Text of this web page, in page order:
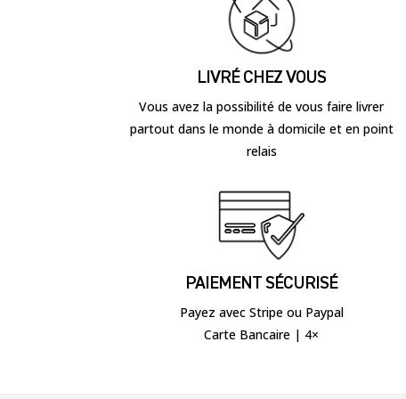
LIVRÉ CHEZ VOUS
Vous avez la possibilité de vous faire livrer
partout dans le monde à domicile et en point
relais
PAIEMENT SÉCURISÉ
Payez avec Stripe ou Paypal
Carte Bancaire | 4×